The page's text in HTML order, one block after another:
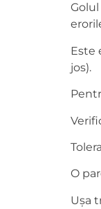
Este
jos).
O
Ușa